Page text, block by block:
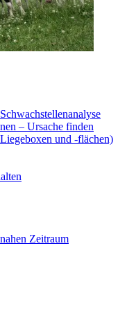
– Ursache finden
und -flächen)
Zeitraum